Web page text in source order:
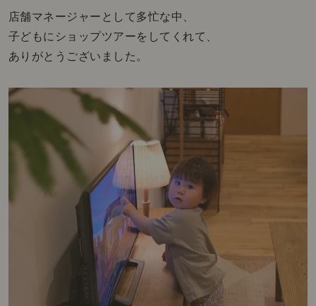
店舗マネージャーとして多忙な中、
子どもにショップツアーをしてくれて、
ありがとうございました。